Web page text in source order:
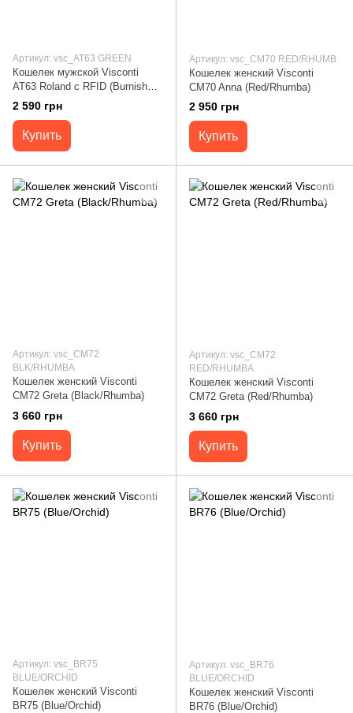
Артикул: vsc_AT63 GREEN
Кошелек мужской Visconti
AT63 Roland c RFID (Burnish
Green)
2 590 грн
Купить
Артикул: vsc_CM70 RED/RHUMB
Кошелек женский Visconti
CM70 Anna (Red/Rhumba)
2 950 грн
Купить
Артикул: vsc_CM72
BLK/RHUMBA
Кошелек женский Visconti
CM72 Greta (Black/Rhumba)
3 660 грн
Купить
Артикул: vsc_CM72
RED/RHUMBA
Кошелек женский Visconti
CM72 Greta (Red/Rhumba)
3 660 грн
Купить
Артикул: vsc_BR75
BLUE/ORCHID
Кошелек женский Visconti
BR75 (Blue/Orchid)
Артикул: vsc_BR76
BLUE/ORCHID
Кошелек женский Visconti
BR76 (Blue/Orchid)